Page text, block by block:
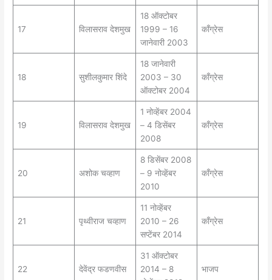
17 विलासराव देशमुख
18 ऑक्टोबर
1999 – 16
जानेवारी 2003
काँग्रेस
18 सुशीलकुमार शिंदे
18 जानेवारी
2003 – 30
ऑक्टोबर 2004
काँग्रेस
19 विलासराव देशमुख
1 नोव्हेंबर 2004
– 4 डिसेंबर
2008
काँग्रेस
20 अशोक चव्हाण
8 डिसेंबर 2008
– 9 नोव्हेंबर
2010
काँग्रेस
21 पृथ्वीराज चव्हाण
11 नोव्हेंबर
2010 – 26
सप्टेंबर 2014
काँग्रेस
22 देवेंद्र फडणवीस
31 ऑक्टोबर
2014 – 8
भाजप